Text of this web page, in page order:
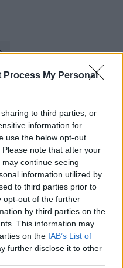
Process My Personal
to third parties, or
information for
use the below opt-out
note that after your
continue seeing
information utilized by
to third parties prior to
opt-out of the further
by third parties on the
This information may
on the IAB’s List of
further disclose it to other
a friss hírekről a
#TATABÁNYA